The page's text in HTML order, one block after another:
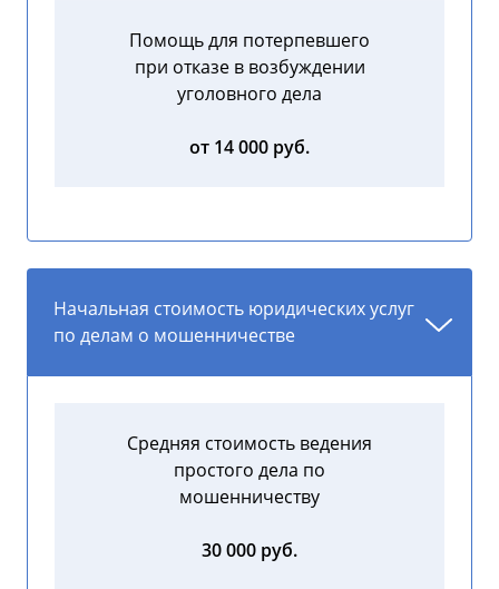
Помощь для потерпевшего
при отказе в возбуждении
уголовного дела
от 14 000 руб.
Начальная стоимость юридических услуг
по делам о мошенничестве
Средняя стоимость ведения
простого дела по
мошенничеству
30 000 руб.